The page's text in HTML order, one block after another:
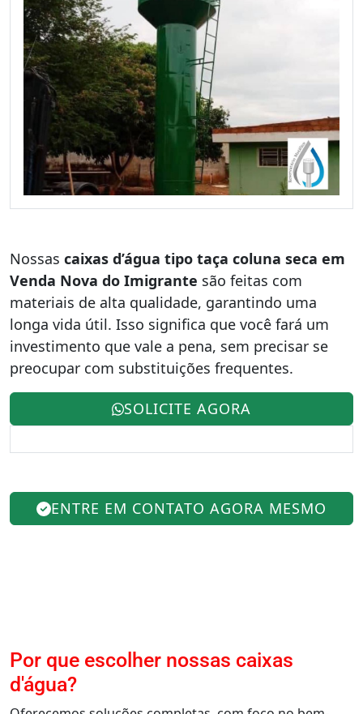
Nossas caixas d’água tipo taça coluna seca em
Venda Nova do Imigrante são feitas com
materiais de alta qualidade, garantindo uma
longa vida útil. Isso significa que você fará um
investimento que vale a pena, sem precisar se
preocupar com substituições frequentes.
SOLICITE AGORA
ENTRE EM CONTATO AGORA MESMO
Por que escolher nossas caixas
d'água?